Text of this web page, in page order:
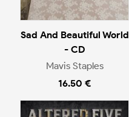
Sad And Beautiful World
- CD
Mavis Staples
16.50 €